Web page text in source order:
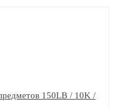
150LB / 10K /